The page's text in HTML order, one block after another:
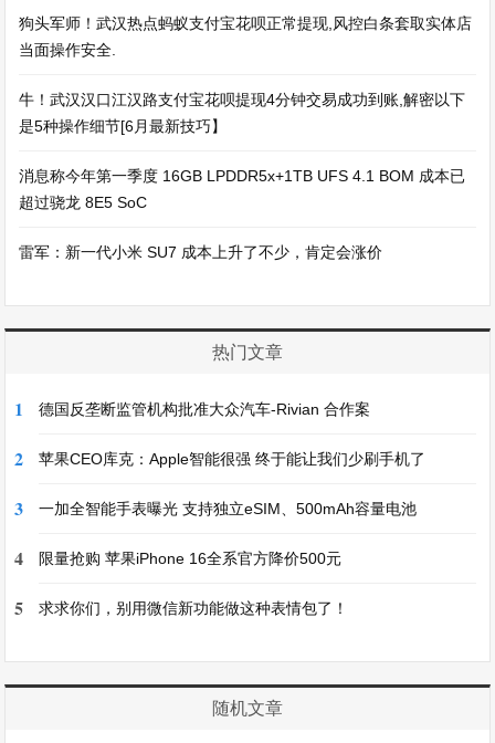
狗头军师！武汉热点蚂蚁支付宝花呗正常提现,风控白条套取实体店
当面操作安全.
牛！武汉汉口江汉路支付宝花呗提现4分钟交易成功到账,解密以下
是5种操作细节[6月最新技巧】
消息称今年第一季度 16GB LPDDR5x+1TB UFS 4.1 BOM 成本已
超过骁龙 8E5 SoC
雷军：新一代小米 SU7 成本上升了不少，肯定会涨价
热门文章
1 德国反垄断监管机构批准大众汽车-Rivian 合作案
2 苹果CEO库克：Apple智能很强 终于能让我们少刷手机了
3 一加全智能手表曝光 支持独立eSIM、500mAh容量电池
4 限量抢购 苹果iPhone 16全系官方降价500元
5 求求你们，别用微信新功能做这种表情包了！
随机文章